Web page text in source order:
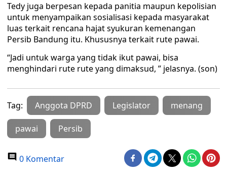
Tedy juga berpesan kepada panitia maupun kepolisian
untuk menyampaikan sosialisasi kepada masyarakat
luas terkait rencana hajat syukuran kemenangan
Persib Bandung itu. Khususnya terkait rute pawai.
“Jadi untuk warga yang tidak ikut pawai, bisa
menghindari rute rute yang dimaksud, ” jelasnya. (son)
Tag: Anggota DPRD Legislator menang
pawai Persib
0 Komentar